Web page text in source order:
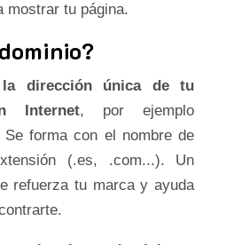
mostrar tu página.
dirección única de tu
Internet, por ejemplo
Se forma con el nombre de
(.es, .com...). Un
refuerza tu marca y ayuda